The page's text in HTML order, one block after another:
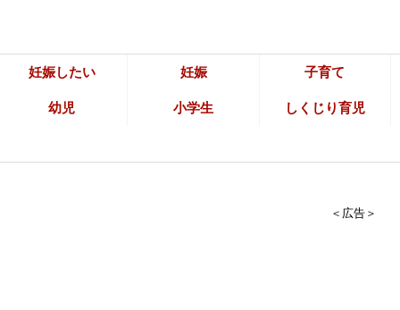
妊娠したい 妊娠 子育て
幼児 小学生 しくじり育児
＜広告＞